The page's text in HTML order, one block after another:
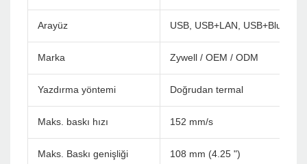
Arayüz USB, USB+LAN,
Marka Zywell / OEM / ODM
Yazdırma yöntemi Doğrudan termal
Maks. baskı hızı 152 mm/s
Maks. Baskı genişliği 108 mm (4.25 ")